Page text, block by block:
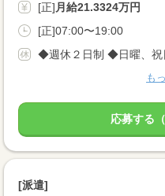
[正]月給21.3324万円
[正]07:00〜19:00
◆週休２日制 ◆日曜、
も
応募する
[派遣]